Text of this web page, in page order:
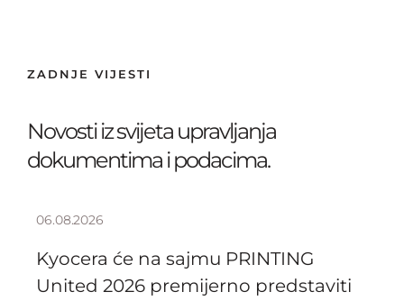
ZADNJE VIJESTI
Novosti iz svijeta upravljanja
dokumentima i podacima.
06.08.2026
Kyocera će na sajmu PRINTING
United 2026 premijerno predstaviti